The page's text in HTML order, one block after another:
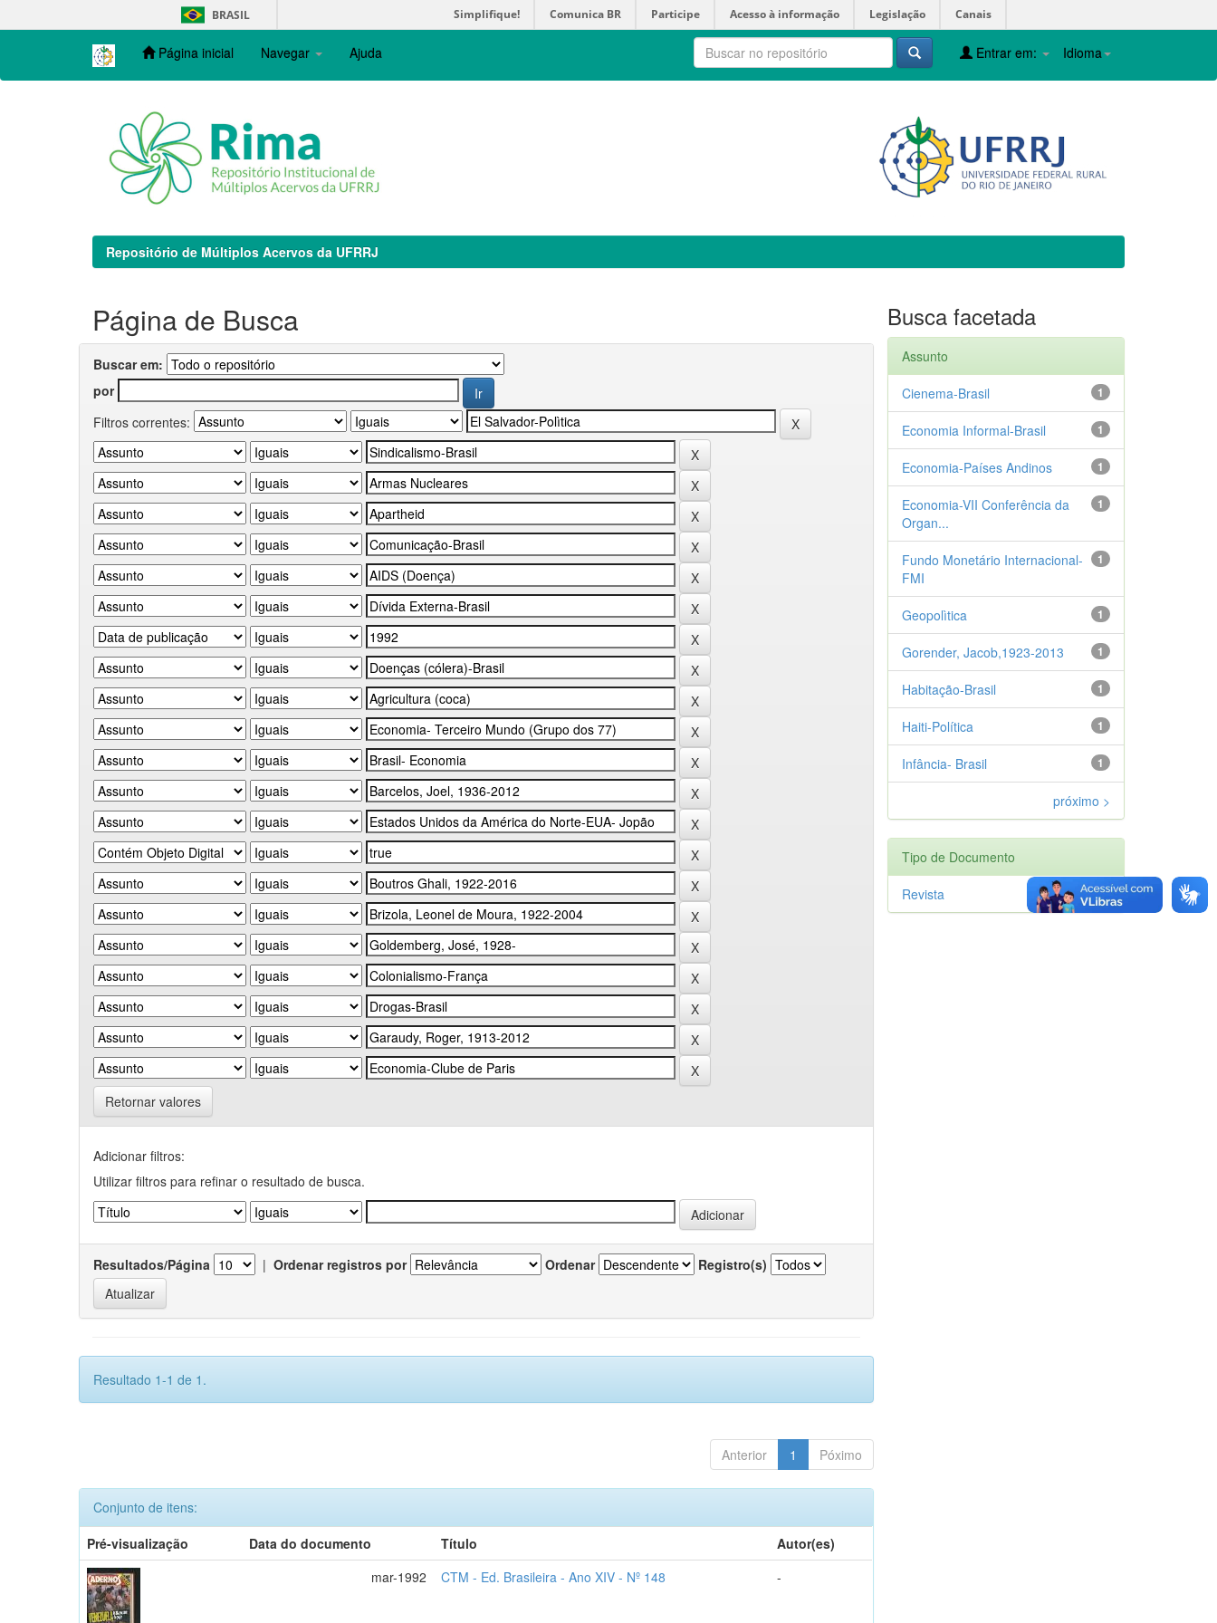
navigation
BRASIL Simplifique! Comunica BR Participe Acesso à informação Legislação Canais
Página inicial Navegar Ajuda Idioma
Entrar em:
Repositório de Múltiplos Acervos da UFRRJ
Página de Busca
Buscar em:
por
Filtros correntes:
Retornar valores
Adicionar filtros:
Utilizar filtros para refinar o resultado de busca.
Resultados/Página | Ordenar registros por Ordenar Registro(s)
Resultado 1-1 de 1.
Anterior 1 Póximo
Conjunto de itens:
Pré-visualização
Data do documento Título
Autor(es)
mar-1992
CTM - Ed. Brasileira - Ano XIV - Nº 148 -
Busca facetada
Assunto
1
Cienema-Brasil
1
Economia Informal-Brasil
1
Economia-Países Andinos
1
Economia-VII Conferência da
Organ...
1
Fundo Monetário Internacional-
FMI
1
Geopolìtica
1
Gorender, Jacob,1923-2013
1
Habitação-Brasil
1
Haiti-Política
1
Infância- Brasil
próximo >
Tipo de Documento
1
Revista